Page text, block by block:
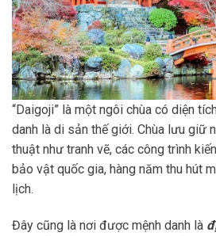
“Daigoji” là một ngôi chùa có diện
danh là di sản thế giới. Chùa lưu giữ
thuật như tranh vẽ, các công trình
bảo vật quốc gia, hàng năm thu hút
lịch.
Đây cũng là nơi được mệnh danh là